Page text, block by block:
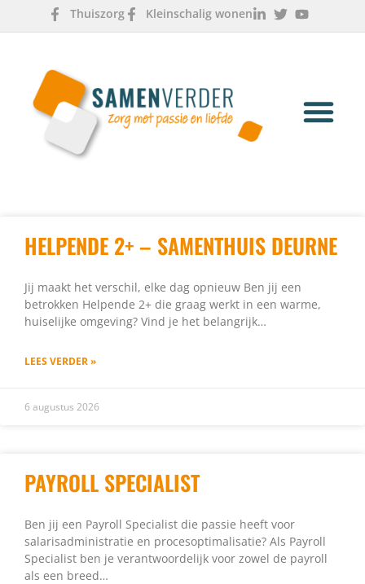
Thuiszorg Kleinschalig wonen
HELPENDE 2+ – SAMENTHUIS DEURNE
Jij maakt het verschil, elke dag opnieuw Ben jij een
betrokken Helpende 2+ die graag werkt in een warme,
huiselijke omgeving? Vind je het belangrijk…
LEES VERDER »
6 augustus 2026
PAYROLL SPECIALIST
Ben jij een Payroll Specialist die passie heeft voor
salarisadministratie en procesoptimalisatie? Als Payroll
Specialist ben je verantwoordelijk voor zowel de payroll
als een breed…